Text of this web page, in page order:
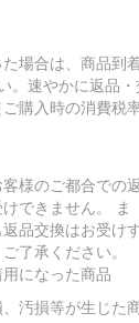
場合は、商品到
。速やかに返品・
購入時の消費税
様のご都合での返
できません。 ま
品交換はお受け
了承ください。
になった商品
汚損等が生じた